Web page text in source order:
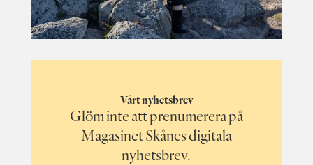
Vårt nyhetsbrev
Glöm inte att prenumerera på
Magasinet Skånes digitala
nyhetsbrev.